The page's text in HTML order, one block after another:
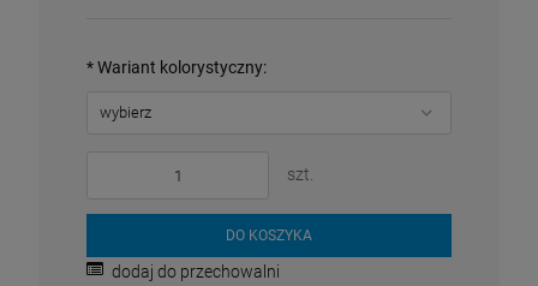
*Wariant kolorystyczny:
szt.
DO KOSZYKA
dodaj do przechowalni